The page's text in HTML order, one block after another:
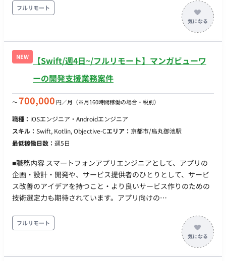
件定義、API設計、データベース設計、およびバックエンド実装
を行います。 既にAIモデルの構築や検証を専任で行うエンジニ
アは在籍しているため、彼らと連携しながら「処理時間の長い
AIのレスポンスをどう非同期で処理するか」「エラー時のフォ
ールバックをどうするか」といった、AI特有のバックエンド課
題を解決していただきます。 デイリースタンドアップなどのミ
ーティングはチーム合同で実施しており、プロダクトやシステ
て価値提供に取り組んでいただきます。ご本人のスキルと希望
（Google Cloud / Azure）や、他メンバーのメンタリングとい
った業務に取り組むことも可能です。 【応募資格（必須）】 ・
生成AI（外部API等）を組み込んだWebアプリケーションにおけ
ーマンス最適化（非同期処理・レスポンス改善等）、および運
用・改善の一連の経験 ・生成AI、音声処理、自然言語処理領域
における各社の最新APIやマネージドサービスの情報を日常的に
収集・技術検証し、システム要件に合わせて最適な技術を選
定・バックエンドに実装することで顧客の課題解決を推進した
経験
フルリモート
NEW
【Swift/週4日~/フルリモート】マンガビューワ
ーの開発支援業務案件
〜700,000 円／月 （※月160時間稼働の場合・税別）
職種： iOSエンジニア・Androidエンジニア
スキル： Swift, Kotlin, Objective-Cエリア： 京都市/烏丸御池駅
最低稼働日数： 週5日
■職務内容 スマートフォンアプリエンジニアとして、アプリの
企画・設計・開発や、サービス提供者のひとりとして、サービ
ス改善のアイデアを持つこと・より良いサービス作りのための
技術選定力も期待されています。アプリ向けの
スや互換性について合意を取りながら開発を進めています。 ■
主な内容 アプリ開発全般：アプリの企画・設計・開発業務（新
規アプリおよび運営中の既存アプリなど） 技術の調査・導入：
ユーザー体験向上のためのモダン技術の調査・導入 データ分析
フルリモート